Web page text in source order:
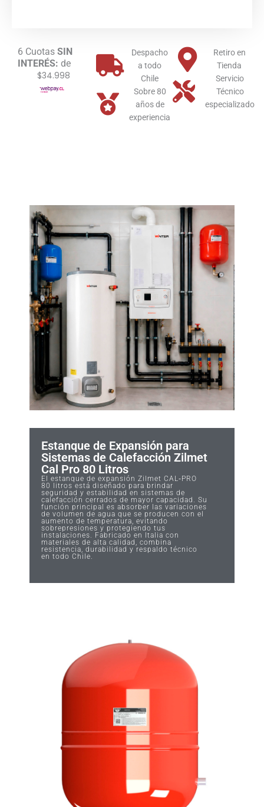
cantidad
6 Cuotas SIN
INTERÉS: de
$34.998
Despacho
a todo
Chile
Sobre 80
años de
experiencia
Retiro en
Tienda
Servicio
Técnico
especializado
Estanque de Expansión para
Sistemas de Calefacción Zilmet
Cal Pro 80 Litros
El estanque de expansión Zilmet CAL‑PRO
80 litros está diseñado para brindar
seguridad y estabilidad en sistemas de
calefacción cerrados de mayor capacidad. Su
función principal es absorber las variaciones
de volumen de agua que se producen con el
aumento de temperatura, evitando
sobrepresiones y protegiendo tus
instalaciones. Fabricado en Italia con
materiales de alta calidad, combina
resistencia, durabilidad y respaldo técnico
en todo Chile.